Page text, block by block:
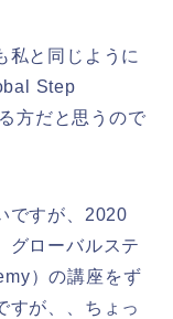
私と同じように
Step
方だと思うので
ですが、2020
グローバルステ
）の講座をず
すが、、ちょっ